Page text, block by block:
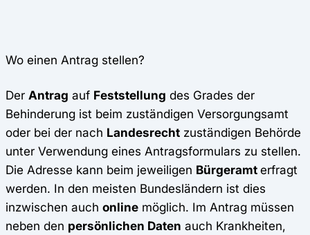
Wo einen Antrag stellen?
Der Antrag auf Feststellung des Grades der
Behinderung ist beim zuständigen Versorgungsamt
oder bei der nach Landesrecht zuständigen Behörde
unter Verwendung eines Antragsformulars zu stellen.
Die Adresse kann beim jeweiligen Bürgeramterfragt
werden. In den meisten Bundesländern ist dies
inzwischen auch online möglich. Im Antrag müssen
neben den persönlichen Daten auch Krankheiten,